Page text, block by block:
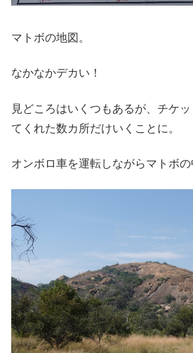
マトボの地図。
なかなかデカい！
見どころはいくつもあるが、チケ
てくれた数カ所だけいくことに。
オンボロ車を運転しながらマトボの